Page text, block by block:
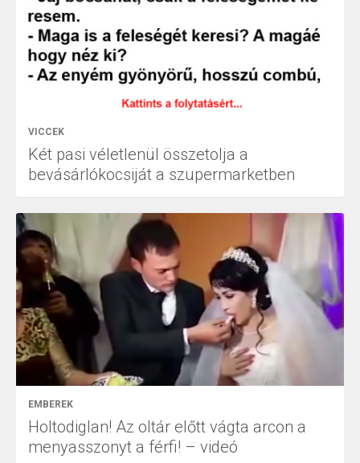
VICCEK
Két pasi véletlenül összetolja a
bevásárlókocsiját a szupermarketben
EMBEREK
Holtodiglan! Az oltár előtt vágta arcon a
menyasszonyt a férfi! – videó